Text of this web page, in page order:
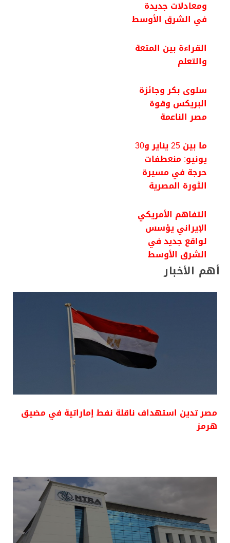
ومعادلات جديدة
في الشرق الأوسط
القراءة بين المتعة
والتعلم
سلوى بكر وجائزة
البريكس وقوة
مصر الناعمة
ما بين 25 يناير و30
يونيو: منعطفات
حرجة في مسيرة
الثورة المصرية
التفاهم الأمريكي
الإيراني يؤسس
لواقع جديد في
الشرق الأوسط
أهم الأخبار
مصر تدين استهداف ناقلة نفط إماراتية في مضيق
هرمز